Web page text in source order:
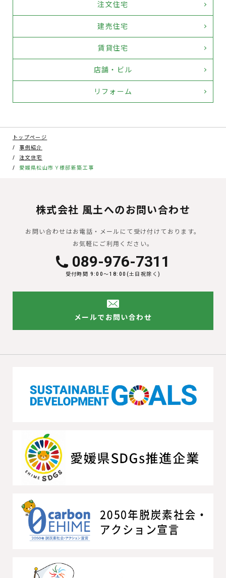
注文住宅
建売住宅
賃貸住宅
店舗・ビル
リフォーム
トップページ
事例紹介
注文住宅
愛媛県松山市Ｙ様邸新築工事
株式会社 風土へのお問い合わせ
お問い合わせはお電話・メールにて受け付けております。
お気軽にご利用ください。
089-976-7311
受付時間 9:00〜18:00(土日祝除く)
メールでお問い合わせ